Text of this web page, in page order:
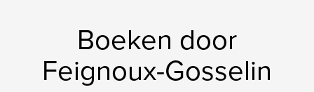
Boeken door
Feignoux-Gosselin